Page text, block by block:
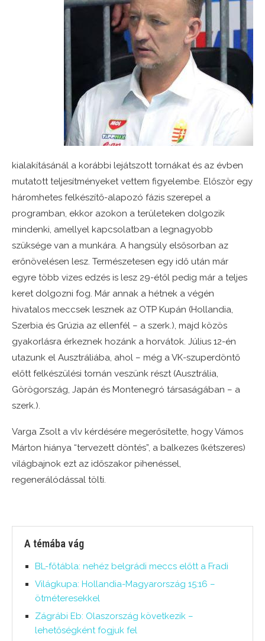
kialakításánál a korábbi lejátszott tornákat és az évben
mutatott teljesítményeket vettem figyelembe. Először egy
háromhetes felkészítő-alapozó fázis szerepel a
programban, ekkor azokon a területeken dolgozik
mindenki, amellyel kapcsolatban a legnagyobb
szüksége van a munkára. A hangsúly elsősorban az
erőnövelésen lesz. Természetesen egy idő után már
egyre több vizes edzés is lesz 29-étől pedig már a teljes
keret dolgozni fog. Már annak a hétnek a végén
hivatalos meccsek lesznek az OTP Kupán (Hollandia,
Szerbia és Grúzia az ellenfél – a szerk.), majd közös
gyakorlásra érkeznek hozánk a horvátok. Július 12-én
utazunk el Ausztráliába, ahol – még a VK-szuperdöntő
előtt felkészülési tornán veszünk részt (Ausztrália,
Görögország, Japán és Montenegró társaságában – a
szerk.).
Varga Zsolt a vlv kérdésére megerősítette, hogy Vámos
Márton hiánya “tervezett döntés”, a balkezes (kétszeres)
világbajnok ezt az időszakor pihenéssel,
regenerálódással tölti.
A témába vág
BL-főtábla: nehéz belgrádi meccs előtt a Fradi
Világkupa: Hollandia-Magyarország 15:16 –
ötméteresekkel
Zágrábi Eb: Olaszország következik –
lehetőségként fogjuk fel